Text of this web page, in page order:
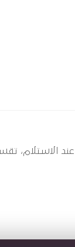
الآن بأفضل سعر في مصر — دفع عند